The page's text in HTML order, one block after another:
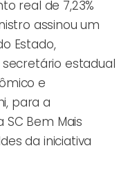
real de 7,23%
assinou um
Estado,
estadual
e
para a
Bem Mais
da iniciativa